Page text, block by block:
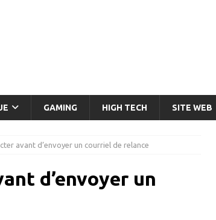
GAMING HIGH TECH SITE WEB
avant d’envoyer un courriel de relance
d’envoyer un